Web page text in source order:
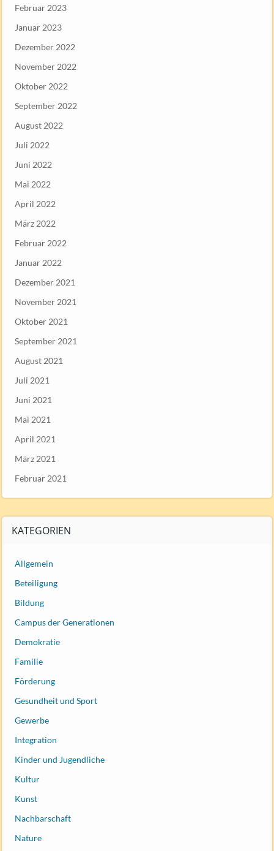
Februar 2023
Januar 2023
Dezember 2022
November 2022
Oktober 2022
September 2022
August 2022
Juli 2022
Juni 2022
Mai 2022
April 2022
März 2022
Februar 2022
Januar 2022
Dezember 2021
November 2021
Oktober 2021
September 2021
August 2021
Juli 2021
Juni 2021
Mai 2021
April 2021
März 2021
Februar 2021
KATEGORIEN
Allgemein
Beteiligung
Bildung
Campus der Generationen
Demokratie
Familie
Förderung
Gesundheit und Sport
Gewerbe
Integration
Kinder und Jugendliche
Kultur
Kunst
Nachbarschaft
Nature